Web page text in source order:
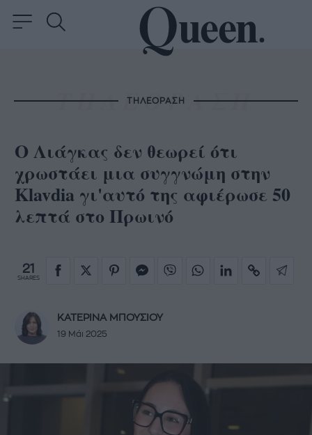
ΤΗΛΕΟΡΑΣΗ
Ο Λιάγκας δεν θεωρεί ότι
χρωστάει μια συγγνώμη στην
Klavdia γι'αυτό της αφιέρωσε 50
λεπτά στο Πρωινό
21
SHARES
ΚΑΤΕΡΙΝΑ ΜΠΟΥΣΙΟΥ
19 Μάι 2025